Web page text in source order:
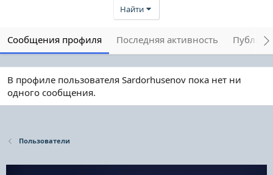
Найти
Сообщения профиля Последняя активность
В профиле пользователя Sardorhusenov пока нет ни
одного сообщения.
Пользователи